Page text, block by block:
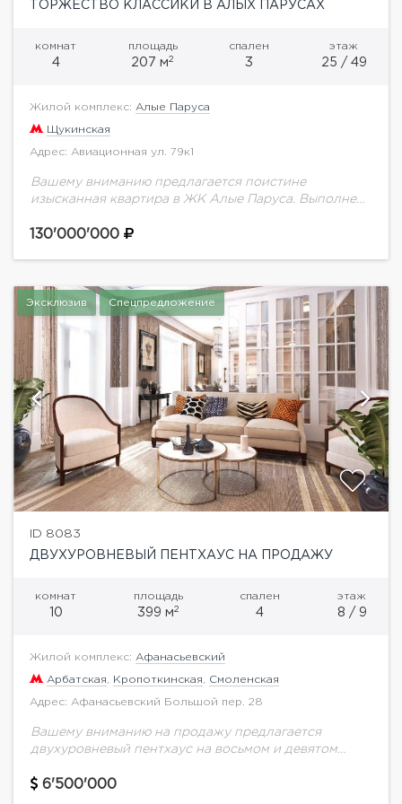
ТОРЖЕСТВО КЛАССИКИ В АЛЫХ ПАРУСАХ
комнат
4
площадь
207 м2
спален
3
этаж
25 / 49
Жилой комплекс: Алые Паруса
Щукинская
Адрес: Авиационная ул. 79к1
Вашему вниманию предлагается поистине
изысканная квартира в ЖК Алые Паруса. Выполнена
от знаменитых зарубежных производителей. Вся
130'000'000
Эксклюзив Спецпредложение
ID 8083
ДВУХУРОВНЕВЫЙ ПЕНТХАУС НА ПРОДАЖУ
комнат
10
площадь
399 м2
спален
4
этаж
8 / 9
Жилой комплекс: Афанасьевский
Арбатская Кропоткинская Смоленская
Адрес: Афанасьевский Большой пер. 28
Вашему вниманию на продажу предлагается
двухуровневый пентхаус на восьмом и девятом
площадью 399 м.кв.Окна объекта ориентированы в
6'500'000